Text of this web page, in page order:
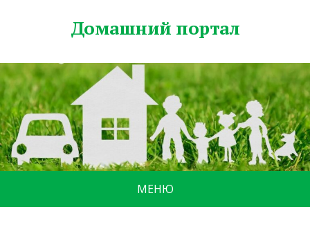
Домашний портал
МЕНЮ